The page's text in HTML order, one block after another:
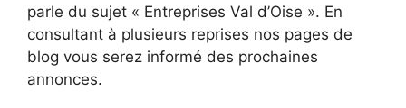
parle du sujet « Entreprises Val d’Oise ». En
consultant à plusieurs reprises nos pages de
blog vous serez informé des prochaines
annonces.